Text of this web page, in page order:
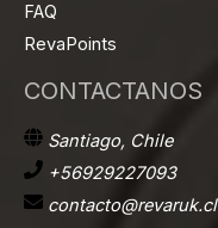
FAQ
RevaPoints
CONTACTANOS
Santiago, Chile
+56929227093
contacto@revaruk.cl